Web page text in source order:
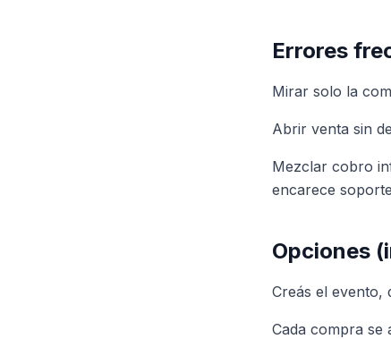
Errores
Mirar solo la
Abrir venta sin
Mezclar cobro
encarece
Opciones
Creás el evento,
Cada compra se